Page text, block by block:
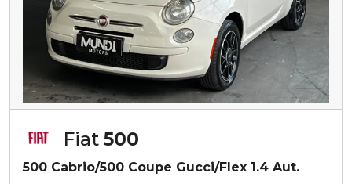
Fiat 500
500 Cabrio/500 Coupe Gucci/Flex 1.4 Aut.